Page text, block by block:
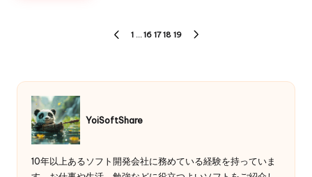
の
ペ
ー
ジ
PREVIOUS
1 … 16 17 18 19
YoiSoftShare
10年以上あるソフト開発会社に務めている経験を持っていま